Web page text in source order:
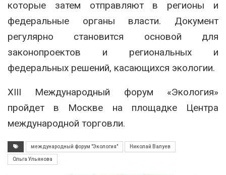
которые затем отправляют в регионы и
федеральные органы власти. Документ
регулярно становится основой для
законопроектов и региональных и
федеральных решений, касающихся экологии.
XIII Международный форум «Экология»
пройдет в Москве на площадке Центра
международной торговли.
международный форум "Экология" Николай Валуев
Ольга Ульянова